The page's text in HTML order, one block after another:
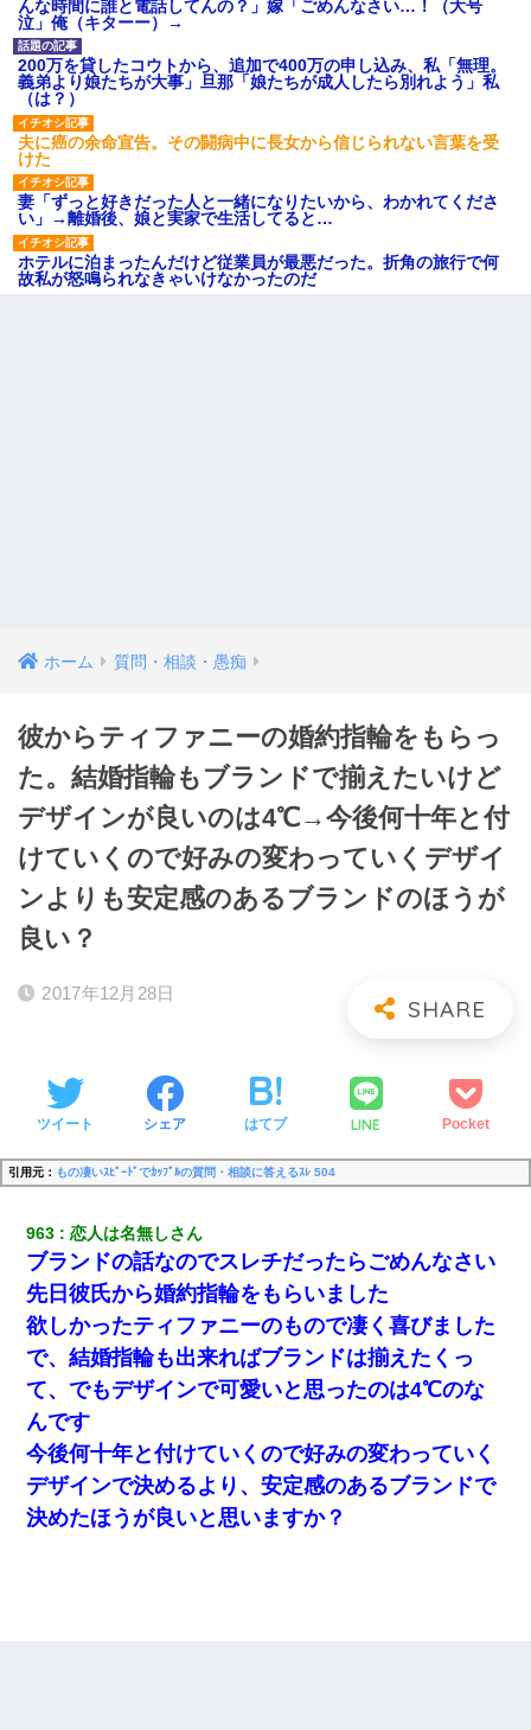
んな時間に誰と電話してんの？」嫁「ごめんなさい…！（大号
泣」俺（キターー）→
200万を貸したコウトから、追加で400万の申し込み、私「無理。
義弟より娘たちが大事」旦那「娘たちが成人したら別れよう」私
（は？）
夫に癌の余命宣告。その闘病中に長女から信じられない言葉を受
けた
妻「ずっと好きだった人と一緒になりたいから、わかれてくださ
い」→離婚後、娘と実家で生活してると…
ホテルに泊まったんだけど従業員が最悪だった。折角の旅行で何
故私が怒鳴られなきゃいけなかったのだ
ホーム 質問・相談・愚痴
彼からティファニーの婚約指輪をもらっ
た。結婚指輪もブランドで揃えたいけど
デザインが良いのは4℃→今後何十年と付
けていくので好みの変わっていくデザイ
ンよりも安定感のあるブランドのほうが
良い？
2017年12月28日
ツイート シェア はてブ LINE Pocket
引用元： もの凄いｽﾋﾟｰﾄﾞでｶｯﾌﾟﾙの質問・相談に答えるｽﾚ 504
963 恋人は名無しさん
ブランドの話なのでスレチだったらごめんなさい
先日彼氏から婚約指輪をもらいました
欲しかったティファニーのもので凄く喜びました
で、結婚指輪も出来ればブランドは揃えたくっ
て、でもデザインで可愛いと思ったのは4℃のな
んです
今後何十年と付けていくので好みの変わっていく
デザインで決めるより、安定感のあるブランドで
決めたほうが良いと思いますか？